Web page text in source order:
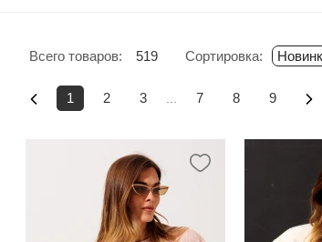
Всего товаров: 519 Сортировка:
1 2 3 7 8 9